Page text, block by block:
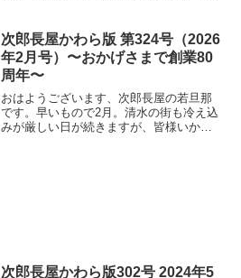
をお楽しみ下さい(^^)
次郎長屋かわら版 第324号（2026
年2月号）〜おかげさまで創業80
周年〜
おはようございます、次郎長屋の若旦那
です。早いもので2月。清水の街も冷え込
みが厳しい日が続きますが、皆様いかが
次郎長屋かわら版302号 2024年5